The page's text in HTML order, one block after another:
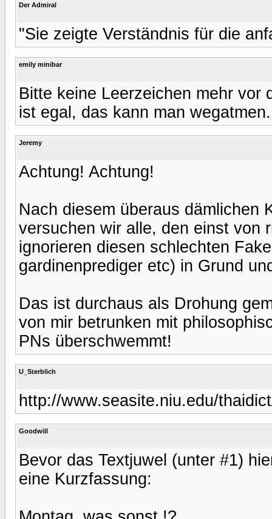
Der Admiral
"Sie zeigte Verständnis für die
emily minibar
Bitte keine Leerzeichen mehr vor
ist egal, das kann man wegatmen.
Jeremy
Achtung! Achtung!
Nach diesem überaus dämlichen
versuchen wir alle, den einst von
ignorieren diesen schlechten
gardinenprediger etc) in Grund
Das ist durchaus als Drohung
von mir betrunken mit
PNs überschwemmt!
U_Sterblich
http://www.seasite.niu.edu/
Goodwill
Bevor das Textjuwel (unter #1)
eine Kurzfassung: